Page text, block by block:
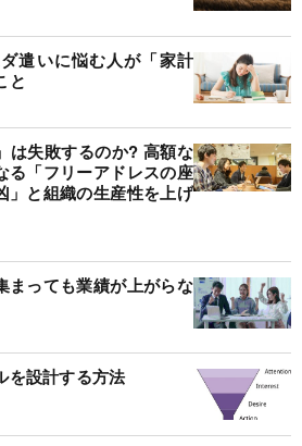
遣いに悩む人が「家計
と
は失敗するのか? 高額な
る「フリーアドレスの座
」と組織の生産性を上げ
まっても業績が上がらな
を設計する方法